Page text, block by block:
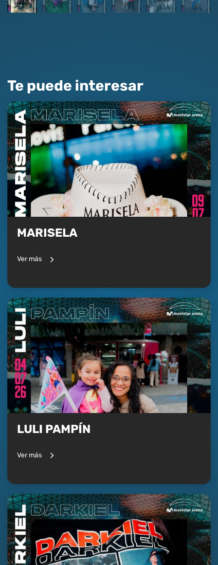
Te puede interesar
MARISELA
Ver más
LULI PAMPÍN
Ver más